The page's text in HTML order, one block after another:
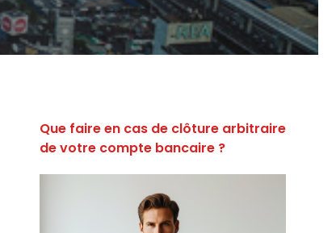
Que faire en cas de clôture arbitraire
de votre compte bancaire ?